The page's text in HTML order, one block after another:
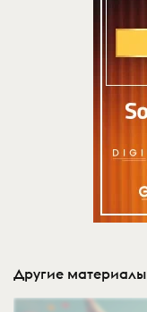
Другие материалы